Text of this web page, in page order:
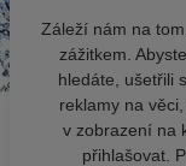
Záleží nám na
zážitkem.
hledáte, ušetřili
reklamy na
v zobrazení na
přihlašovat.